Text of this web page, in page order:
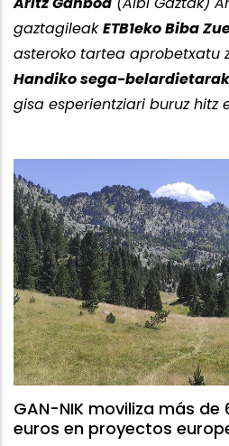
gaztagileakETB1eko Biba
asteroko tartea aprobetxatu
Handiko sega-
gisa esperientziari buruz hitz
GAN-NIK moviliza más de
euros en proyectos